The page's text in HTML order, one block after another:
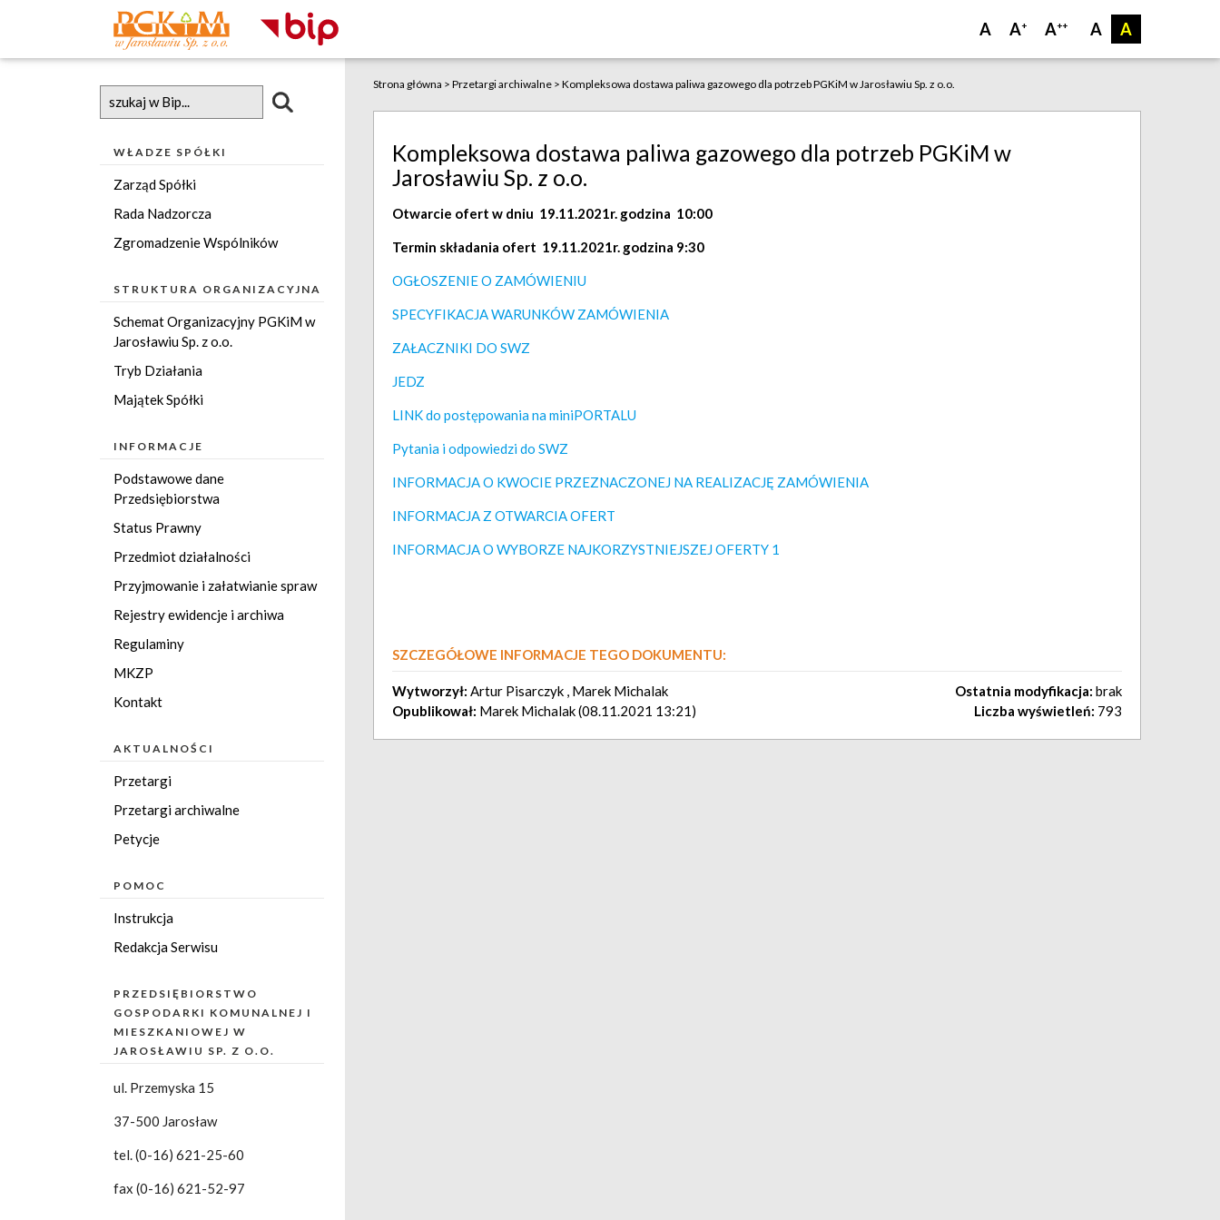
A
A
A++
A+
A
WŁADZE SPÓŁKI
Zarząd Spółki
Rada Nadzorcza
Zgromadzenie Wspólników
STRUKTURA ORGANIZACYJNA
Schemat Organizacyjny PGKiM w
Jarosławiu Sp. z o.o.
Tryb Działania
Majątek Spółki
INFORMACJE
Podstawowe dane
Przedsiębiorstwa
Status Prawny
Przedmiot działalności
Przyjmowanie i załatwianie spraw
Rejestry ewidencje i archiwa
Regulaminy
MKZP
Kontakt
AKTUALNOŚCI
Przetargi
Przetargi archiwalne
Petycje
POMOC
Instrukcja
Redakcja Serwisu
PRZEDSIĘBIORSTWO
GOSPODARKI KOMUNALNEJ I
MIESZKANIOWEJ W
JAROSŁAWIU SP. Z O.O.
ul. Przemyska 15
37-500 Jarosław
tel. (0-16) 621-25-60
fax (0-16) 621-52-97
Strona główna > Przetargi archiwalne> Kompleksowa dostawa paliwa gazowego dla potrzeb PGKiM w Jarosławiu Sp. z o.o.
Kompleksowa dostawa paliwa gazowego dla potrzeb PGKiM w
Jarosławiu Sp. z o.o.
Otwarcie ofert w dniu 19.11.2021r. godzina 10:00
Termin składania ofert 19.11.2021r. godzina 9:30
OGŁOSZENIE O ZAMÓWIENIU
SPECYFIKACJA WARUNKÓW ZAMÓWIENIA
ZAŁACZNIKI DO SWZ
JEDZ
LINK do postępowania na miniPORTALU
Pytania i odpowiedzi do SWZ
INFORMACJA O KWOCIE PRZEZNACZONEJ NA REALIZACJĘ ZAMÓWIENIA
INFORMACJA Z OTWARCIA OFERT
INFORMACJA O WYBORZE NAJKORZYSTNIEJSZEJ OFERTY 1
SZCZEGÓŁOWE INFORMACJE TEGO DOKUMENTU:
Wytworzył: Artur Pisarczyk , Marek Michalak
Opublikował: Marek Michalak (08.11.2021 13:21)
Ostatnia modyfikacja: brak
Liczba wyświetleń: 793